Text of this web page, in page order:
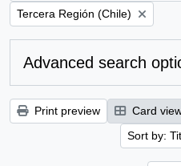
Remove filter:
Tercera Región (Chile)
Advanced search
Print preview Card
Sort by: